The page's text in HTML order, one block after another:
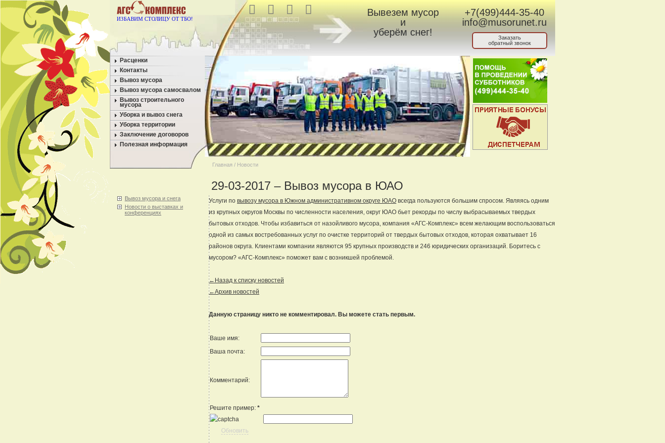
ИЗБАВИМ СТОЛИЦУ ОТ ТБО!
Вывезем мусор
и
уберём снег!
+7(499)444-35-40
info@musorunet.ru
Заказать
обратный звонок
Расценки
Контакты
Вывоз мусора
Вывоз мусора самосвалом
Вывоз строительного
мусора
Уборка и вывоз снега
Уборка территории
Заключение договоров
Полезная информация
Главная / Новости
29-03-2017 – Вывоз мусора в ЮАО
Вывоз мусора и снега
Новости о выставках и
конференциях
Услуги по вывозу мусора в Южном административном округе ЮАО всегда пользуются большим спросом. Являясь одним
из крупных округов Москвы по численности населения, округ ЮАО бьет рекорды по числу выбрасываемых твердых
бытовых отходов. Чтобы избавиться от назойливого мусора, компания «АГС-Комплекс» всем желающим воспользоваться
одной из самых востребованных услуг по очистке территорий от твердых бытовых отходов, которая охватывает 16
районов округа. Клиентами компании являются 95 крупных производств и 246 юридических организаций. Боритесь с
мусором? «АГС-Комплекс» поможет вам с возникшей проблемой.
←Назад к списку новостей
←Архив новостей
Данную страницу никто не комментировал. Вы можете стать первым.
Ваше имя:
Ваша почта:
Комментарий:
Решите пример: *
Обновить